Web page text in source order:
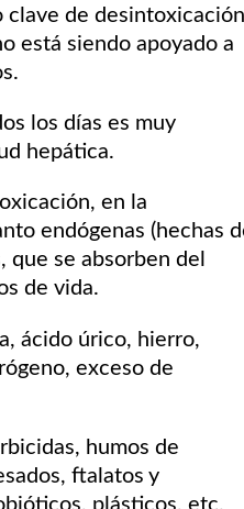
clave de
está siendo apoyado a
los días es muy
hepática.
en la
endógenas (hechas
que se absorben del
de vida.
ácido úrico, hierro,
exceso de
humos de
ftalatos y
plásticos, etc.